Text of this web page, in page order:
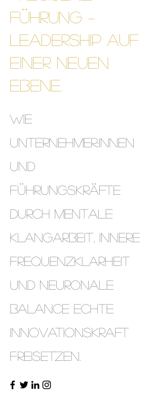
Führung –
Leadership auf
einer neuen
Ebene.
Wie
Unternehmer:innen
und
Führungskräfte
durch mentale
Klangarbeit, innere
Frequenzklarheit
und neuronale
Balance echte
Innovationskraft
freisetzen.